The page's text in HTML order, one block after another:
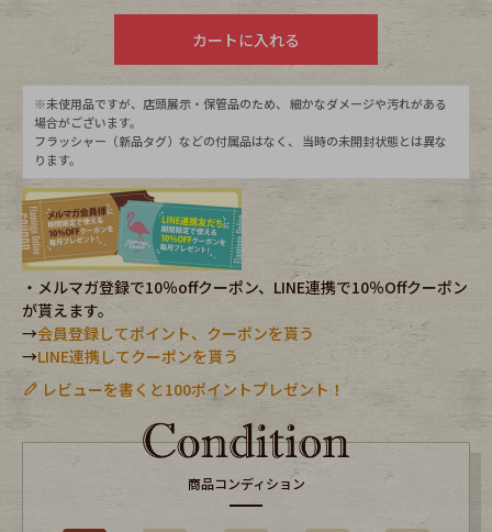
Eye Wear Cap
Bag Stall・Scarf
Accessory Shoes
Belt antique goods
Keyring
FAFATT
カートに入れる
※未使用品ですが、店頭展示・保管品のため、 細かなダメージや汚れがある
場合がございます。
フラッシャー（新品タグ）などの付属品はなく、 当時の未開封状態とは異な
ります。
・メルマガ登録で10％offクーポン、LINE連携で10％Offクーポン
が貰えます。
→会員登録してポイント、クーポンを貰う
→LINE連携してクーポンを貰う
レビューを書くと100ポイントプレゼント！
商品コンディション